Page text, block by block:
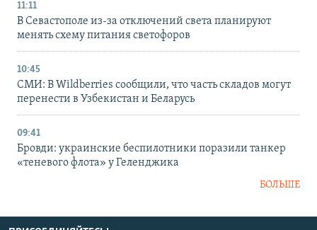
11:11
В Севастополе из-за отключений света планируют
менять схему питания светофоров
10:45
СМИ: В Wildberries сообщили, что часть складов могут
перенести в Узбекистан и Беларусь
09:41
Бровди: украинские беспилотники поразили танкер
«теневого флота» у Геленджика
БОЛЬШЕ